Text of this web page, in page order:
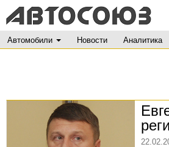
Автомобили Новости Аналитика